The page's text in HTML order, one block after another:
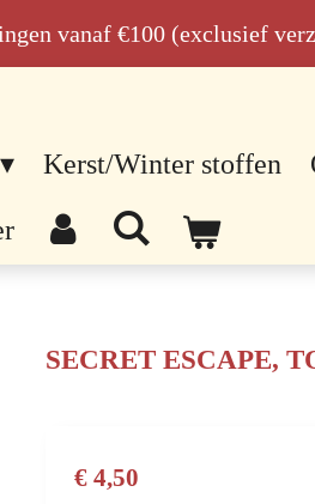
vanaf €100 (exclusief
Kerst/Winter stoffen
SECRET ESCAPE,
€ 4,50